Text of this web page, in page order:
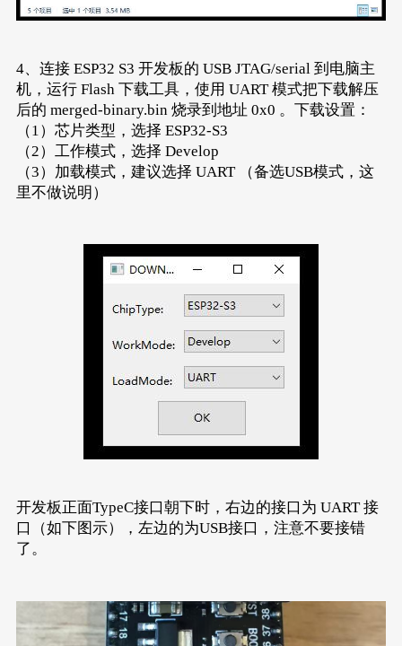
4、连接 ESP32 S3 开发板的 USB JTAG/serial 到电脑主
机，运行 Flash 下载工具，使用 UART 模式把下载解压
后的 merged-binary.bin 烧录到地址 0x0 。下载设置：
（1）芯片类型，选择 ESP32-S3
（2）工作模式，选择 Develop
（3）加载模式，建议选择 UART （备选USB模式，这
里不做说明）
开发板正面TypeC接口朝下时，右边的接口为 UART 接
口（如下图示），左边的为USB接口，注意不要接错
了。